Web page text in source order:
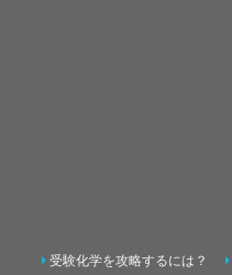
受験化学を攻略するには？